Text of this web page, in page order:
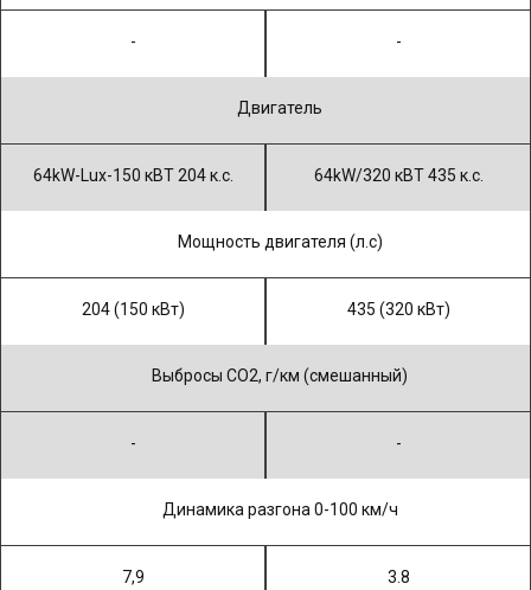
- -
Двигатель
64kW-Lux-150 кВТ 204 к.с. 64kW/320 кВТ 435 к.с.
Мощность двигателя (л.с)
204 (150 кВт) 435 (320 кВт)
Выбросы CO2, г/км (смешанный)
- -
Динамика разгона 0-100 км/ч
7,9 3.8